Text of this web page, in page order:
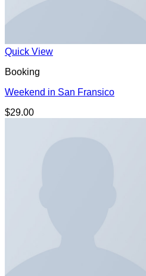
Quick View
Booking
Weekend in San Fransico
$29.00